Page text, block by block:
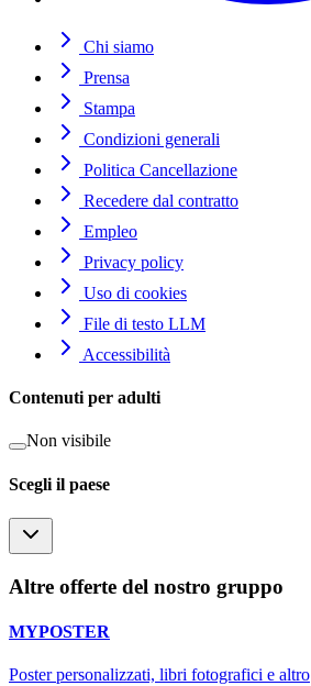
Chi siamo
Prensa
Stampa
Condizioni generali
Politica Cancellazione
Recedere dal contratto
Empleo
Privacy policy
Uso di cookies
File di testo LLM
Accessibilità
Contenuti per adulti
Non visibile
Scegli il paese
Altre offerte del nostro gruppo
MYPOSTER
Poster personalizzati, libri fotografici e altro